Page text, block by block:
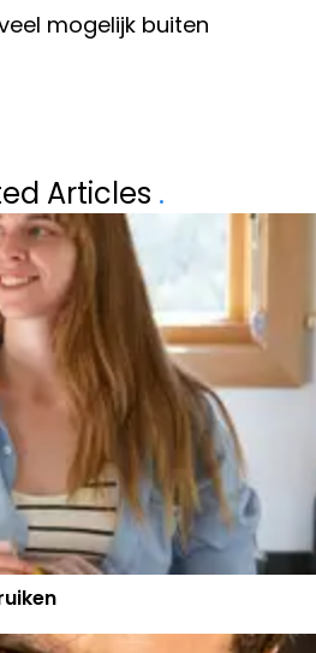
mogelijk buiten
'FAMILIE'-
Articles .